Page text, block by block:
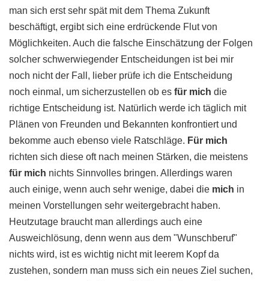
man sich erst sehr spät mit dem Thema Zukunft
beschäftigt, ergibt sich eine erdrückende Flut von
Möglichkeiten. Auch die falsche Einschätzung der Folgen
solcher schwerwiegender Entscheidungen ist bei mir
noch nicht der Fall, lieber prüfe ich die Entscheidung
noch einmal, um sicherzustellen ob es für mich die
richtige Entscheidung ist. Natürlich werde ich täglich mit
Plänen von Freunden und Bekannten konfrontiert und
bekomme auch ebenso viele Ratschläge. Für mich
richten sich diese oft nach meinen Stärken, die meistens
für mich nichts Sinnvolles bringen. Allerdings waren
auch einige, wenn auch sehr wenige, dabei die mich in
meinen Vorstellungen sehr weitergebracht haben.
Heutzutage braucht man allerdings auch eine
Ausweichlösung, denn wenn aus dem "Wunschberuf"
nichts wird, ist es wichtig nicht mit leerem Kopf da
zustehen, sondern man muss sich ein neues Ziel suchen,